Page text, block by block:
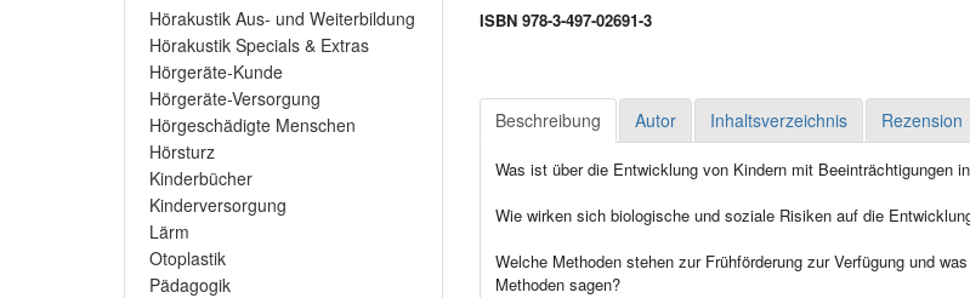
ISBN 978-3-497-02691-3
Beschreibung Autor Inhaltsverzeichnis Rezension
Was ist über die Entwicklung von Kindern mit Beeinträchtigungen
Wie wirken sich biologische und soziale Risiken auf die
Welche Methoden stehen zur Frühförderung zur Verfügung und
Methoden sagen?
Hörakustik Aus- und Weiterbildung
Hörakustik Specials & Extras
Hörgeräte-Kunde
Hörgeräte-Versorgung
Hörgeschädigte Menschen
Hörsturz
Kinderbücher
Kinderversorgung
Lärm
Otoplastik
Pädagogik